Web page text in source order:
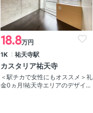
18.8万円
1K
祐天寺駅
カスタリア祐天寺
＜駅チカで女性にもオススメ＞礼
金0ヵ月!祐天寺エリアのデザイ...